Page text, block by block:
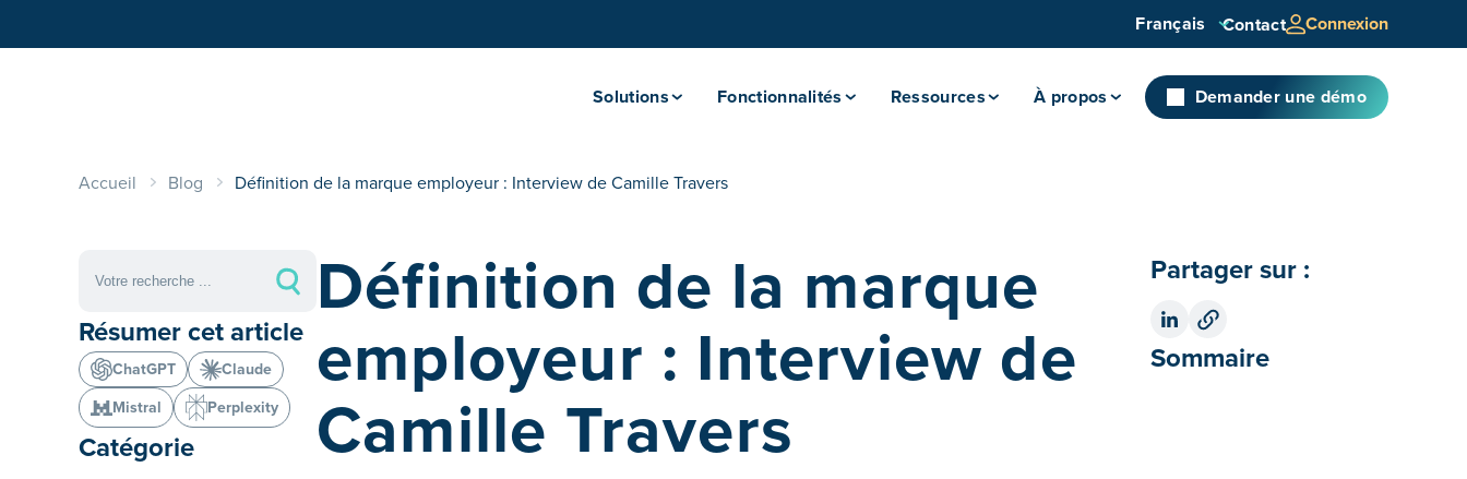
Français Contact Connexion
Solutions Fonctionnalités Ressources À propos Demander une démo
Accueil Blog Définition de la marque employeur : Interview de Camille Travers
Résumer cet article
ChatGPT
Claude
Mistral
Perplexity
Catégorie
Définition de la marque
employeur : Interview de
Camille Travers
Partager sur :
Sommaire